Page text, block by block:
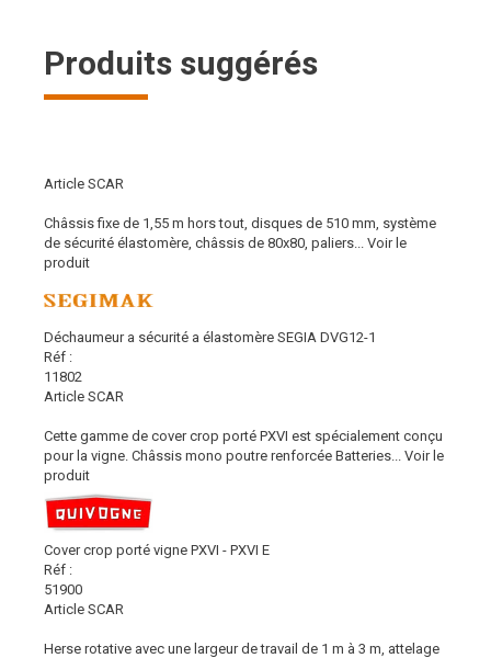
Produits suggérés
Article SCAR
Châssis fixe de 1,55 m hors tout, disques de 510 mm, système
de sécurité élastomère, châssis de 80x80, paliers...
Voir le
produit
Déchaumeur a sécurité a élastomère SEGIA DVG12-1
Réf :
11802
Article SCAR
Cette gamme de cover crop porté PXVI est spécialement conçu
pour la vigne. Châssis mono poutre renforcée Batteries...
Voir le
produit
Cover crop porté vigne PXVI - PXVI E
Réf :
51900
Article SCAR
Herse rotative avec une largeur de travail de 1 m à 3 m, attelage